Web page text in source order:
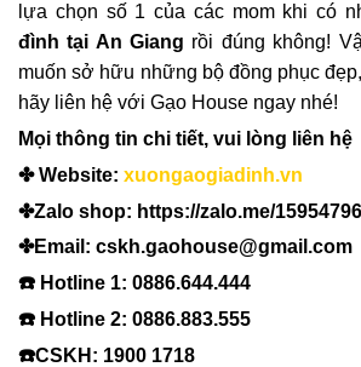
lựa chọn số 1 của các mom khi có
đình tại An Giang rồi đúng không!
muốn sở hữu những bộ đồng phục
hãy liên hệ với Gạo House ngay nhé!
Mọi thông tin chi tiết, vui lòng liên hệ
✤ Website: xuongaogiadinh.vn
✤Zalo shop: https://zalo.me/
✤Email: cskh.gaohouse@gmail.com
☎️ Hotline 1: 0886.644.444
☎️ Hotline 2: 0886.883.555
☎️CSKH: 1900 1718